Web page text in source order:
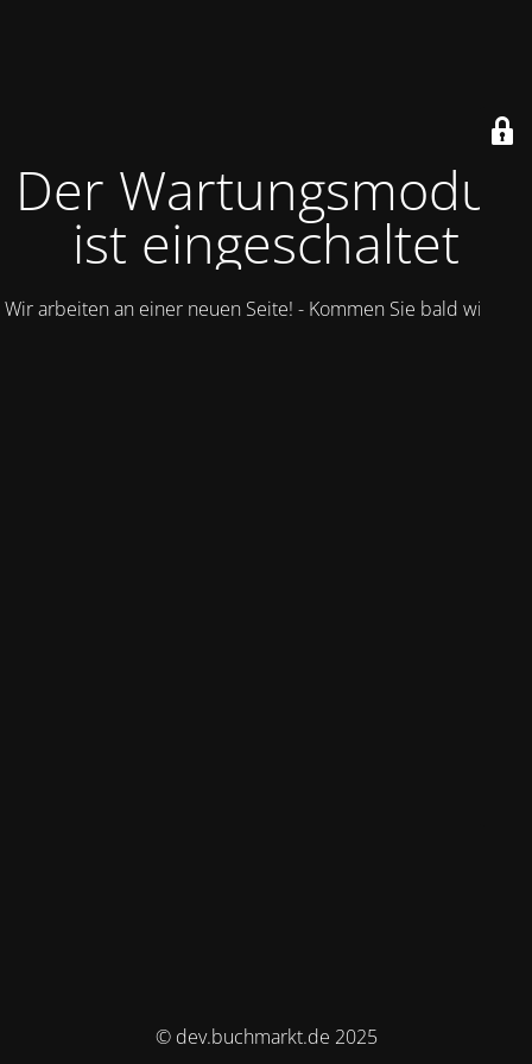
Der Wartungsmodus
ist eingeschaltet
Wir arbeiten an einer neuen Seite! - Kommen Sie bald wieder.
© dev.buchmarkt.de 2025